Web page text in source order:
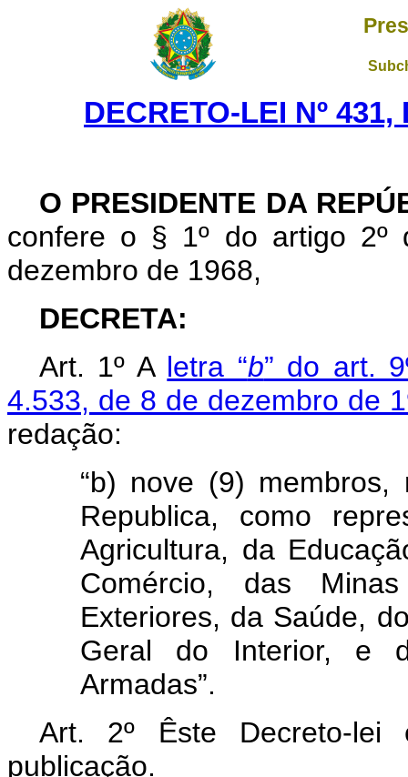
DECRETO-LEI Nº
O PRESIDENTE DA
confere o § 1º do artigo 2º
dezembro de 1968,
DECRETA:
Art. 1º A letra “b” do art.
4.533, de 8 de dezembro de
redação:
“b) nove (9) membros,
Republica, como
Agricultura, da
Comércio, das
Exteriores, da Saúde,
Geral do Interior, e
Armadas”.
Art. 2º Êste Decreto-
publicação.